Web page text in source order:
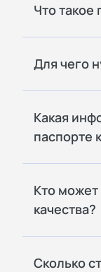
Что такое
Для чего
Какая
паспорте
Кто
качества?
Сколько